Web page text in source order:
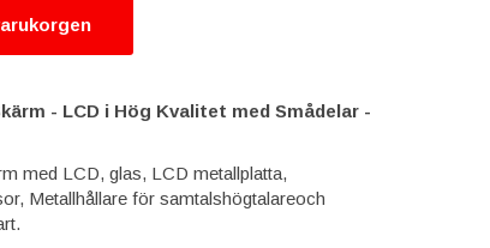
- LCD i Hög Kvalitet med Smådelar -
med LCD, glas, LCD metallplatta,
Metallhållare för samtalshögtalareoch